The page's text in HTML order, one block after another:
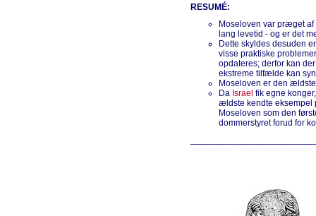
RESUMÉ:
Moseloven var præget
lang levetid - og er det
Dette skyldes desuden
visse praktiske
opdateres; derfor kan
ekstreme tilfælde kan
Moseloven er den
Da Israel fik egne
ældste kendte eksempel
Moseloven som den
dommerstyret forud for